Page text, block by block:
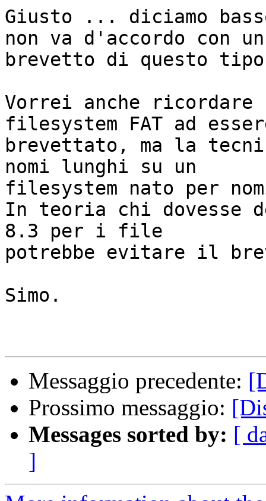
Giusto ... diciamo
non va d'accordo con un
brevetto di questo
Vorrei anche
filesystem FAT ad
brevettato, ma la
nomi lunghi su un
filesystem nato per
In teoria chi dovesse
8.3 per i file
potrebbe evitare il
Simo.
Messaggio precedente:
Prossimo messaggio:
Messages sorted by: [
]